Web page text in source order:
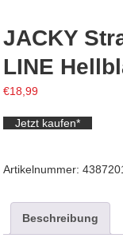
JACKY
LINE
€18,99
Jetzt kaufen*
Artikelnummer:
Beschreibung